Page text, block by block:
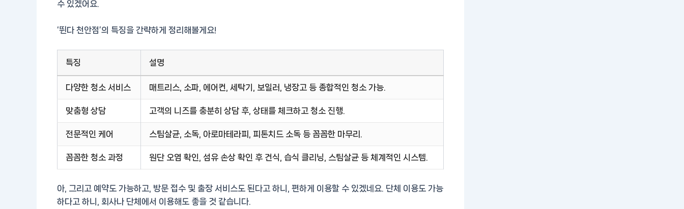
수 있겠어요.
‘뛴다 천안점’의 특징을 간략하게 정리해볼게요!
특징 설명
다양한 청소 서비스 매트리스, 소파, 에어컨, 세탁기, 보일러, 냉장고 등 종합적인 청소 가능.
맞춤형 상담 고객의 니즈를 충분히 상담 후, 상태를 체크하고 청소 진행.
전문적인 케어 스팀살균, 소독, 아로마테라피, 피톤치드 소독 등 꼼꼼한 마무리.
꼼꼼한 청소 과정 원단 오염 확인, 섬유 손상 확인 후 건식, 습식 클리닝, 스팀살균 등 체계적인 시스템.
아, 그리고 예약도 가능하고, 방문 접수 및 출장 서비스도 된다고 하니, 편하게 이용할 수 있겠네요. 단체 이용도 가능
하다고 하니, 회사나 단체에서 이용해도 좋을 것 같습니다.